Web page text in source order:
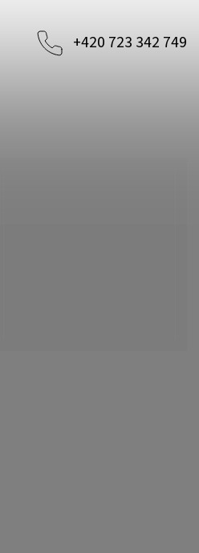
+420 723 342 749